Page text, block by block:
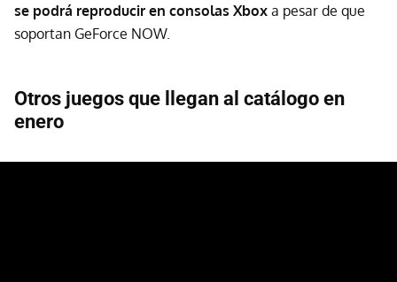
se podrá reproducir en consolas Xbox a pesar de que
soportan GeForce NOW.
Otros juegos que llegan al catálogo en
enero